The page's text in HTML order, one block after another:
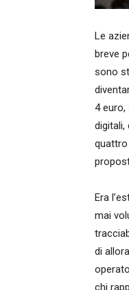
Le
breve
sono
4
digitali,
quattro
Era
mai
di
chi